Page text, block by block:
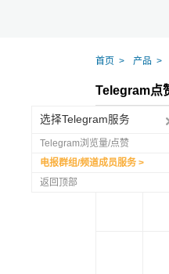
首页 产品
Telegram点
选择Telegram服务
Telegram浏览量/点赞
电报群组/频道成员服务
返回顶部